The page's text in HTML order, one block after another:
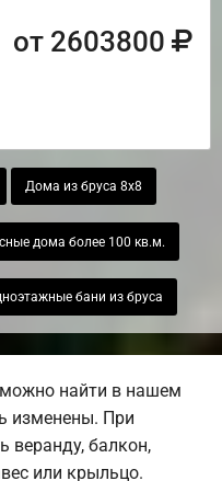
от 2603800
Дома из бруса 8х8
дома более 100 кв.м.
бани из бруса
найти в нашем
изменены. При
веранду, балкон,
или крыльцо.